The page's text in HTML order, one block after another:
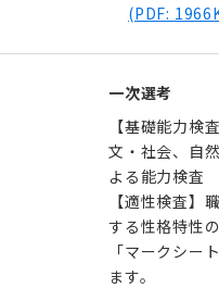
(PDF:
一次選考
【基礎能力検
文・社会、自
よる能力検査
【適性検査】
する性格特性
「マークシー
ます。